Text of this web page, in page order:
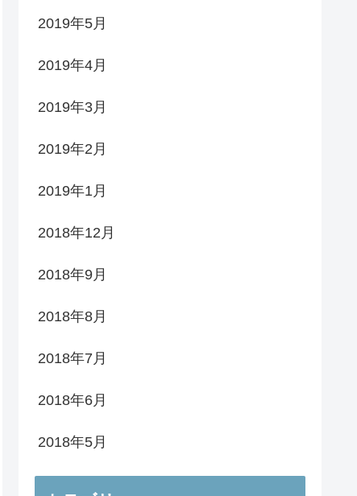
2019年5月
2019年4月
2019年3月
2019年2月
2019年1月
2018年12月
2018年9月
2018年8月
2018年7月
2018年6月
2018年5月